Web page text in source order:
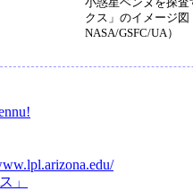
クス」のイメージ図
NASA/GSFC/UA）
」